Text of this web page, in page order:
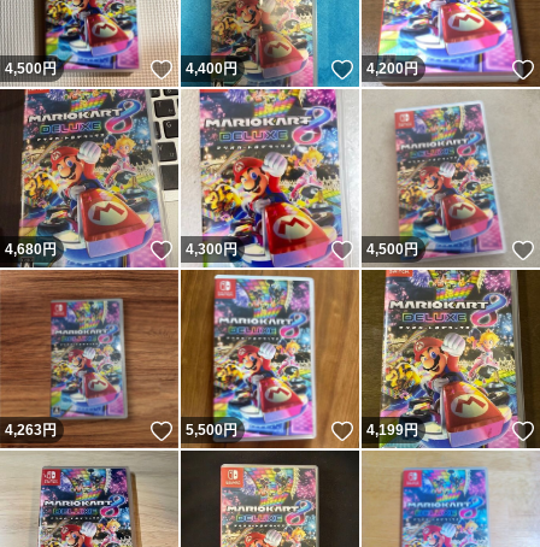
4,500円 いいね！
4,400円 いいね！
4,200円
4,680円 いいね！
4,300円 いいね！
4,500円
4,263円 いいね！
5,500円 いいね！
4,199円